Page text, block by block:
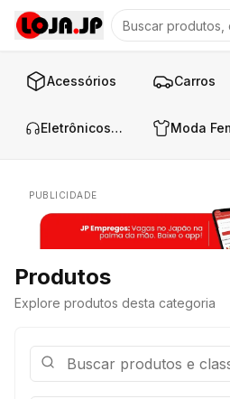
Acessórios Carros
Eletrônicos e Áudio
PUBLICIDADE
Produtos
Explore produtos desta categoria